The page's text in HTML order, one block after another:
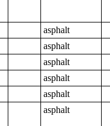
asphalt
asphalt
asphalt
asphalt
asphalt
asphalt